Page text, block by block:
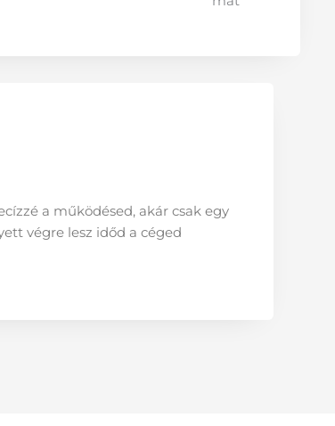
a működésed, akár csak egy
végre lesz időd a céged